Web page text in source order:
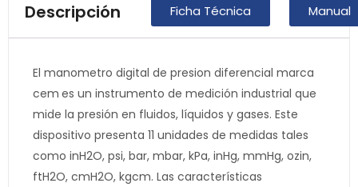
Descripción Ficha Técnica Manual
El manometro digital de presion diferencial marca
cem es un instrumento de medición industrial que
mide la presión en fluidos, líquidos y gases. Este
dispositivo presenta 11 unidades de medidas tales
como inH2O, psi, bar, mbar, kPa, inHg, mmHg, ozin,
ftH2O, cmH2O, kgcm. Las características